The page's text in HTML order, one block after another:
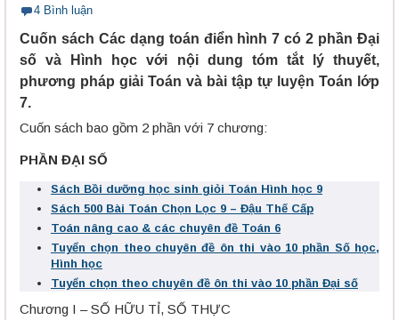
4 Bình luận
Cuốn sách Các dạng toán điển hình 7 có 2 phần Đại
số và Hình học với nội dung tóm tắt lý thuyết,
phương pháp giải Toán và bài tập tự luyện Toán lớp
7.
Cuốn sách bao gồm 2 phần với 7 chương:
PHẦN ĐẠI SỐ
Sách Bồi dưỡng học sinh giỏi Toán Hình học 9
Sách 500 Bài Toán Chọn Lọc 9 – Đậu Thế Cấp
Toán nâng cao & các chuyên đề Toán 6
Tuyển chọn theo chuyên đề ôn thi vào 10 phần Số học,
Hình học
Tuyển chọn theo chuyên đề ôn thi vào 10 phần Đại số
Chương I – SỐ HỮU TỈ, SỐ THỰC